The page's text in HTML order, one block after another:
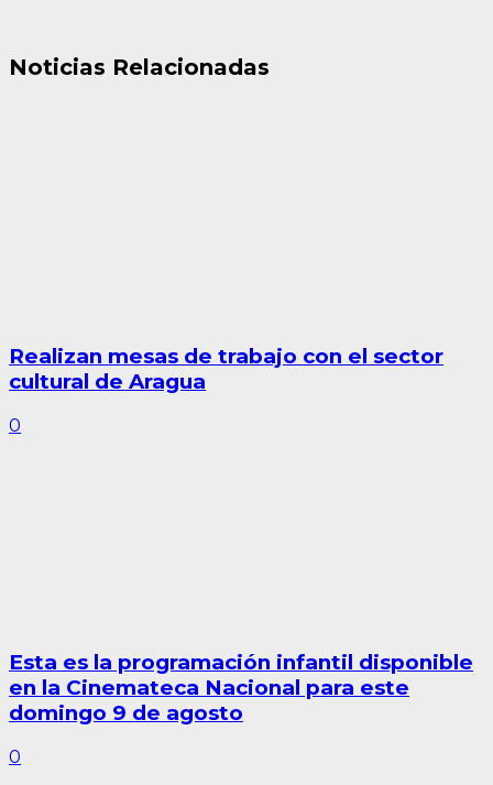
Noticias Relacionadas
Realizan mesas de trabajo con el sector
cultural de Aragua
0
Esta es la programación infantil disponible
en la Cinemateca Nacional para este
domingo 9 de agosto
0